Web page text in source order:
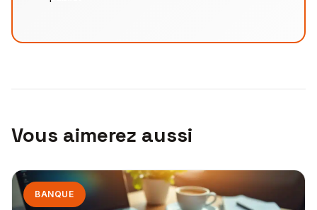
Vous aimerez aussi
BANQUE